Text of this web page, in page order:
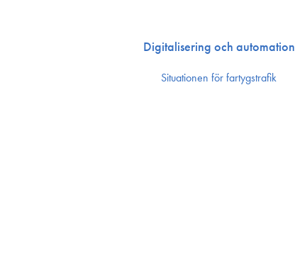
Digitalisering och automation
Situationen för fartygstrafik